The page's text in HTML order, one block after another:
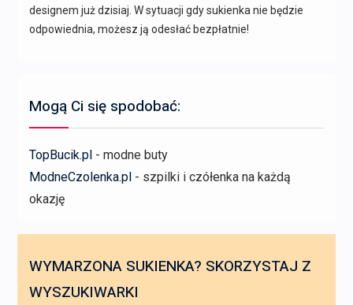
designem już dzisiaj. W sytuacji gdy sukienka nie będzie
odpowiednia, możesz ją odesłać bezpłatnie!
Mogą Ci się spodobać:
TopBucik.pl - modne buty
ModneCzolenka.pl - szpilki i czółenka na każdą
okazję
WYMARZONA SUKIENKA? SKORZYSTAJ Z
WYSZUKIWARKI